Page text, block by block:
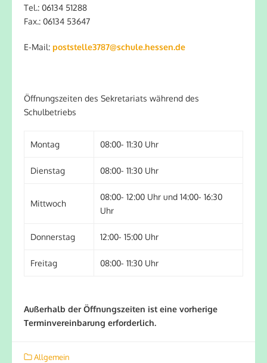
Tel.: 06134 51288
Fax.: 06134 53647
E-Mail: poststelle3787@schule.hessen.de
Öffnungszeiten des Sekretariats während des
Schulbetriebs
Montag 08:00- 11:30 Uhr
Dienstag 08:00- 11:30 Uhr
Mittwoch
08:00- 12:00 Uhr und 14:00- 16:30
Uhr
Donnerstag 12:00- 15:00 Uhr
Freitag 08:00- 11:30 Uhr
Außerhalb der Öffnungszeiten ist eine vorherige
Terminvereinbarung erforderlich.
Allgemein